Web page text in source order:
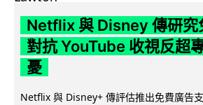
Netflix 與 Disney 傳研究
對抗 YouTube 收視反超
憂
Netflix 與 Disney+ 傳評估推出免費廣告